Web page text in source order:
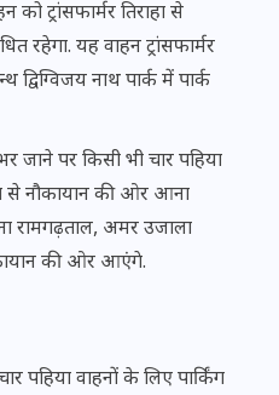
को ट्रांसफार्मर तिराहा से
रहेगा. यह वाहन ट्रांसफार्मर
द्विग्विजय नाथ पार्क में पार्क
जाने पर किसी भी चार पहिया
से नौकायान की ओर आना
रामगढ़ताल, अमर उजाला
की ओर आएंगे.
पहिया वाहनों के लिए पार्किंग